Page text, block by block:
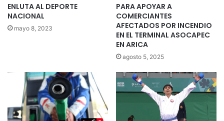
ENLUTA AL DEPORTE
NACIONAL
mayo 8, 2023
PARA APOYAR A
COMERCIANTES
AFECTADOS POR INCENDIO
EN EL TERMINAL ASOCAPEC
EN ARICA
agosto 5, 2025